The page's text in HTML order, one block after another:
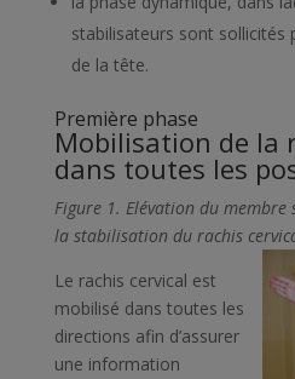
stabilisateurs sont sollicités
de la tête.
Première phase
Mobilisation de la
dans toutes les
Figure 1. Elévation du
la stabilisation du rachis
Le rachis cervical est
mobilisé dans toutes les
directions afin d’assurer
une information